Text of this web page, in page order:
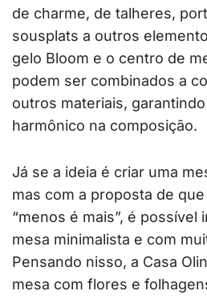
de charme, de talheres,
sousplats a outros
gelo Bloom e o centro de
podem ser combinados a
outros materiais,
harmônico na composição.
Já se a ideia é criar uma
mas com a proposta de
“menos é mais”, é possível
mesa minimalista e com
Pensando nisso, a Casa
mesa com flores e